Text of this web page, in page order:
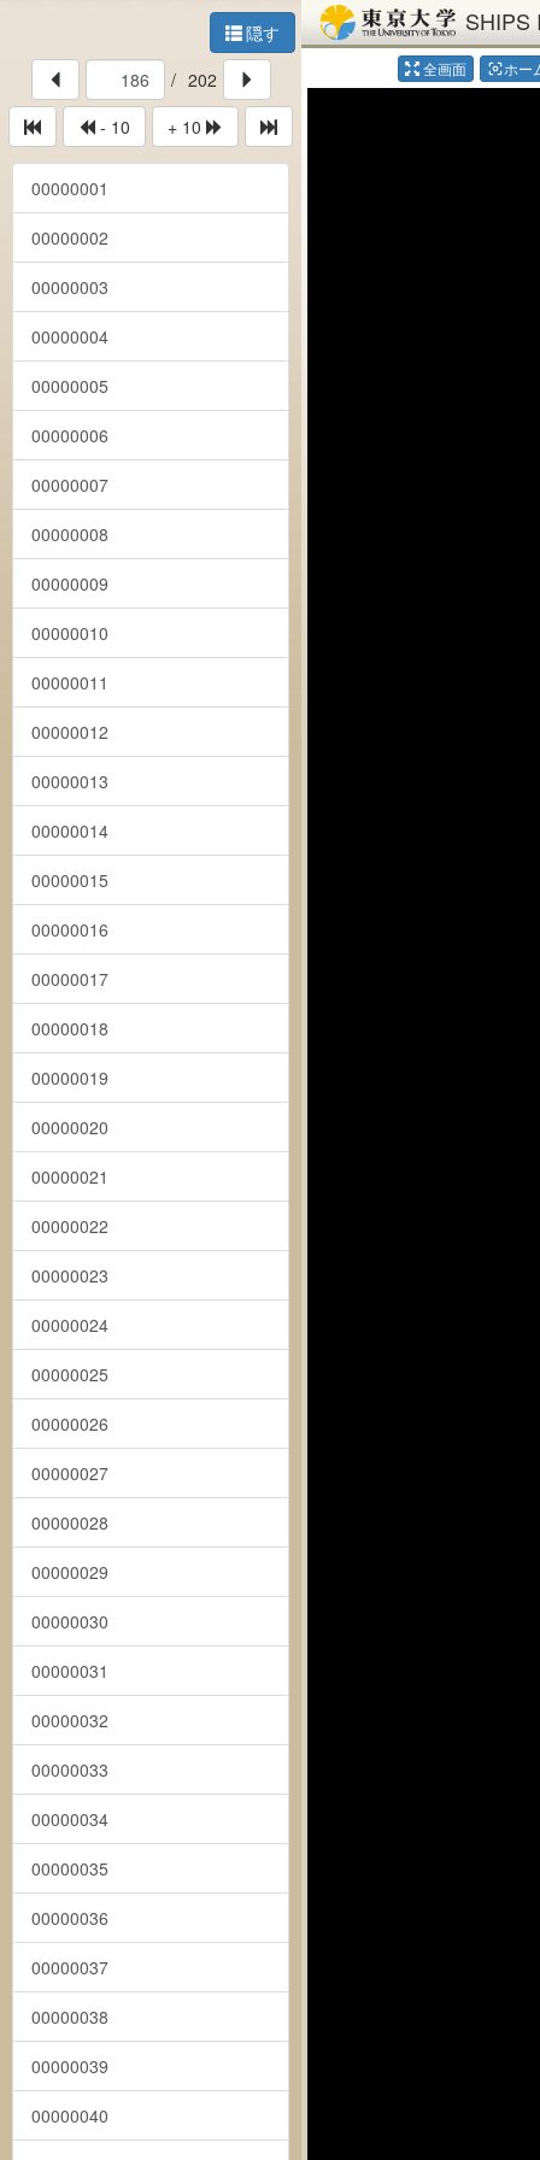
隠す
/ 202
- 10
+ 10
00000001
00000002
00000003
00000004
00000005
00000006
00000007
00000008
00000009
00000010
00000011
00000012
00000013
00000014
00000015
00000016
00000017
00000018
00000019
00000020
00000021
00000022
00000023
00000024
00000025
00000026
00000027
00000028
00000029
00000030
00000031
00000032
00000033
00000034
00000035
00000036
00000037
00000038
00000039
00000040
SHIPS
全画面 center_focus_weakホー